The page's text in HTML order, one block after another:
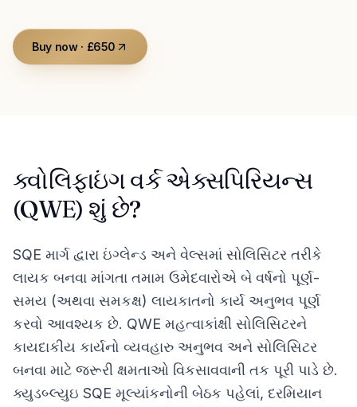
Buy now · £650
ક્વોલિફાઇંગ વર્ક એક્સપિરિયન્સ
(QWE) શું છે?
SQE માર્ગ દ્વારા ઇંગ્લેન્ડ અને વેલ્સમાં સોલિસિટર તરીકે
લાયક બનવા માંગતા તમામ ઉમેદવારોએ બે વર્ષનો પૂર્ણ-
સમય (અથવા સમકક્ષ) લાયકાતનો કાર્ય અનુભવ પૂર્ણ
કરવો આવશ્યક છે. QWE મહત્વાકાંક્ષી સોલિસિટરને
કાયદાકીય કાર્યનો વ્યવહારુ અનુભવ અને સોલિસિટર
બનવા માટે જરૂરી ક્ષમતાઓ વિકસાવવાની તક પૂરી પાડે છે.
ક્યુડબ્લ્યુઇ SQE મૂલ્યાંકનોની બેઠક પહેલાં, દરમિયાન